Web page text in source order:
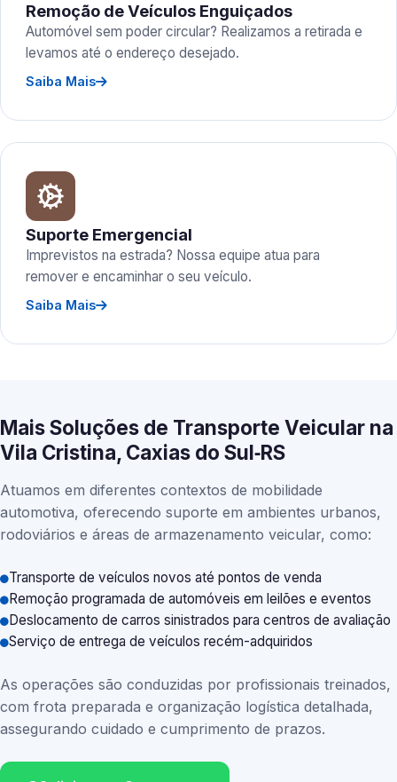
Remoção de Veículos Enguiçados
Automóvel sem poder circular? Realizamos a retirada e
levamos até o endereço desejado.
Saiba Mais
Suporte Emergencial
Imprevistos na estrada? Nossa equipe atua para
remover e encaminhar o seu veículo.
Saiba Mais
Mais Soluções de Transporte Veicular na
Vila Cristina, Caxias do Sul‑RS
Atuamos em diferentes contextos de mobilidade
automotiva, oferecendo suporte em ambientes urbanos,
rodoviários e áreas de armazenamento veicular, como:
Transporte de veículos novos até pontos de venda
Remoção programada de automóveis em leilões e eventos
Deslocamento de carros sinistrados para centros de avaliação
Serviço de entrega de veículos recém-adquiridos
As operações são conduzidas por profissionais treinados,
com frota preparada e organização logística detalhada,
assegurando cuidado e cumprimento de prazos.